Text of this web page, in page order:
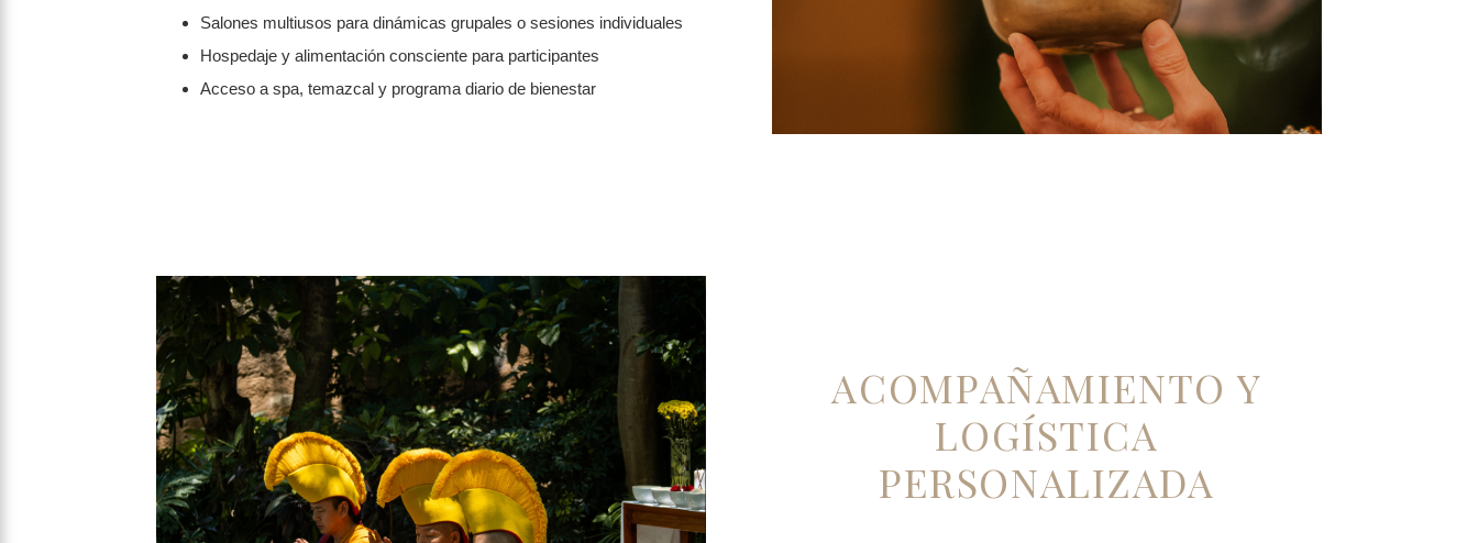
Salones multiusos para dinámicas grupales o sesiones individuales
Hospedaje y alimentación consciente para participantes
Acceso a spa, temazcal y programa diario de bienestar
ACOMPAÑAMIENTO Y
LOGÍSTICA
PERSONALIZADA